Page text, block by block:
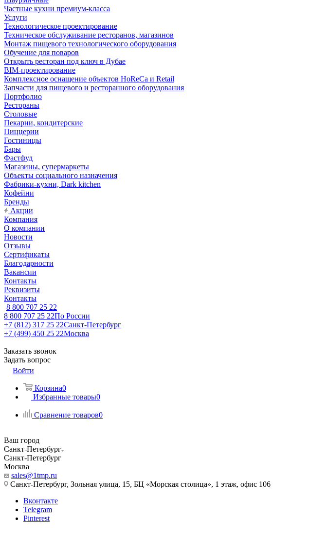
Частные кухни премиум-класса
Услуги
Технологическое проектирование
Техническое обслуживание ресторанов, магазинов
Монтаж пищевого технологического оборудования
Обучение для поваров
Открыть ресторан под ключ в Дубае
BIM-проектирование
Комплексное оснащение объектов HoReCa и Retail
Запчасти для пищевого и ресторанного оборудования
Портфолио
Рестораны
Столовые
Пекарни, кондитерские
Пиццерии
Гостиницы
Бары
Фастфуд
Магазины, супермаркеты
Объекты социального назначения
Фабрики-кухни, Dark kitchen
Кофейни
Бренды
Акции
Компания
О компании
Новости
Отзывы
Сертификаты
Благодарности
Вакансии
Контакты
Реквизиты
Контакты
8 800 707 25 22
8 800 707 25 22По России
+7 (812) 317 25 22Санкт-Петербург
+7 (499) 450 25 22Москва
Заказать звонок
Задать вопрос
Войти
Корзина0
Избранные товары0
Сравнение товаров0
Ваш город
Санкт-Петербург
Санкт-Петербург
Москва
sales@1tmp.ru
Санкт-Петербург, Зольная улица, 15, БЦ «Морская столица», 1 этаж, офис 106
Вконтакте
Telegram
Pinterest